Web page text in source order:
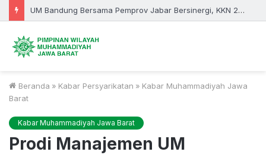
Kuliah di Ekonomi Syariah UM Bandung, Prospek Karier Tak Lagi Sebatas Perbankan
Beranda » Kabar Persyarikatan » Kabar Muhammadiyah Jawa
Barat
Kabar Muhammadiyah Jawa Barat
Prodi Manajemen UM